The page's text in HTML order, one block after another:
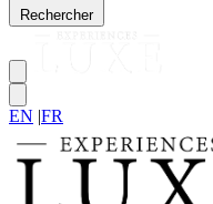
Rechercher
EN |FR